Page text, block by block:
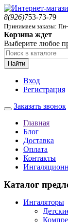
8(926)753-73-79
Принимаем заказы:
Корзина ждет
Выберите любое
Найти
Вход
Регистрация
Заказать звонок
Главная
Блог
Доставка
Оплата
Контакты
Каталог
Ингаляторы